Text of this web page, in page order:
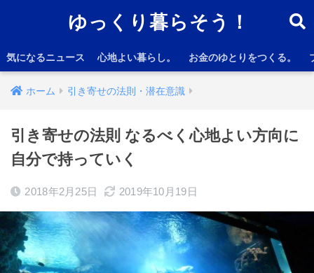
ゆっくり暮らそう！
気になるニュース 心地よい暮らし。 お金のゆとりをつくる。
ホーム 引き寄せの法則・潜在意識
引き寄せの法則 なるべく心地よい方向に
自分で持っていく
2018年2月25日 2019年10月19日